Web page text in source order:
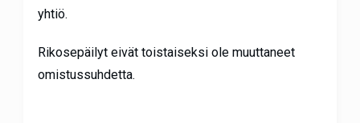
yhtiö.
Rikosepäilyt eivät toistaiseksi ole muuttaneet
omistussuhdetta.